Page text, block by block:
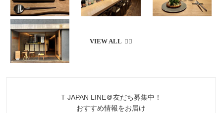
T JAPAN LINE＠友だち募集中！
おすすめ情報をお届け